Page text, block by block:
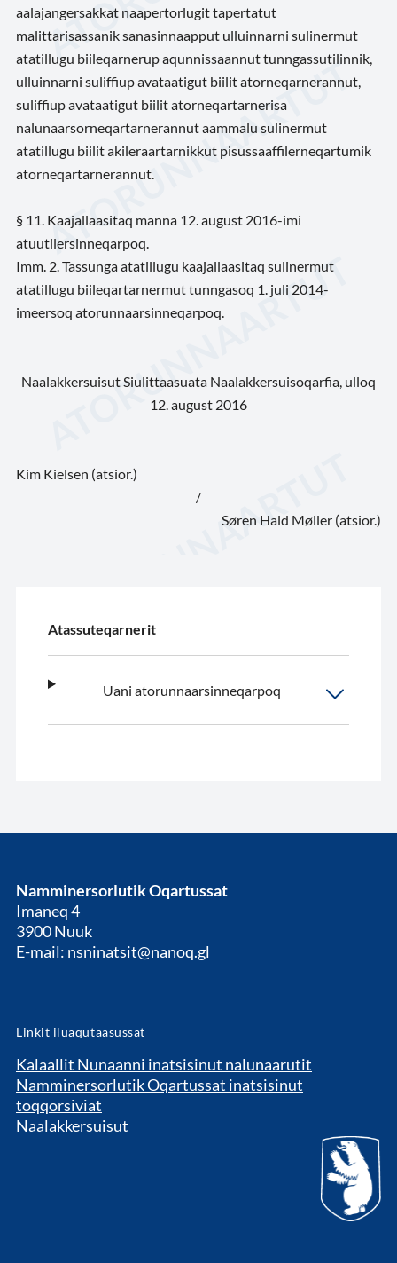
aalajangersakkat naapertorlugit tapertatut
malittarisassanik sanasinnaapput ulluinnarni sulinermut
atatillugu biileqarnerup aqunnissaannut tunngassutilinnik,
ulluinnarni suliffiup avataatigut biilit atorneqarnerannut,
suliffiup avataatigut biilit atorneqartarnerisa
nalunaarsorneqartarnerannut aammalu sulinermut
atatillugu biilit akileraartarnikkut pisussaaffilerneqartumik
atorneqartarnerannut.
§ 11. Kaajallaasitaq manna 12. august 2016-imi
atuutilersinneqarpoq.
Imm. 2. Tassunga atatillugu kaajallaasitaq sulinermut
atatillugu biileqartarnermut tunngasoq 1. juli 2014-
imeersoq atorunnaarsinneqarpoq.
Naalakkersuisut Siulittaasuata Naalakkersuisoqarfia, ulloq
12. august 2016
Kim Kielsen (atsior.)
/
Søren Hald Møller (atsior.)
Atassuteqarnerit
Uani atorunnaarsinneqarpoq
Namminersorlutik Oqartussat
Imaneq 4
3900 Nuuk
E-mail: nsninatsit@nanoq.gl
Linkit iluaqutaasussat
Kalaallit Nunaanni inatsisinut nalunaarutit
Namminersorlutik Oqartussat inatsisinut
toqqorsiviat
Naalakkersuisut